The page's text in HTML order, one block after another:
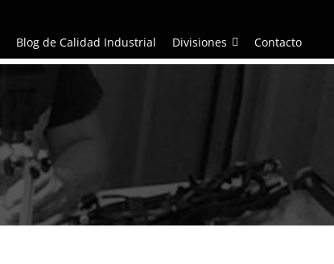
Blog de Calidad Industrial Divisiones Contacto